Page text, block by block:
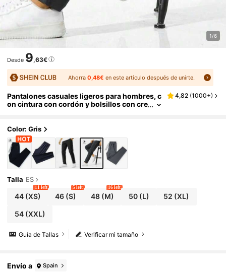
1/6
Desde 9,63€
Ahorra0,48€ en este artículo después de unirte.
Pantalones casuales ligeros para hombres, c
on cintura con cordón y bolsillos con cre
4,82 (1000+)
Color: Gris
Talla ES
44(XS)
11 left
46 (S)
5 left
48(M)
16 left
50(L) 52 (XL)
54(XXL)
Verificar mi tamaño
Guía de Tallas
Envío a Spain